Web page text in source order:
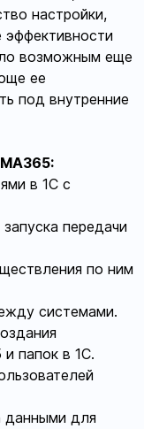
настройки,
возможным еще
ее
под внутренние
в 1С с
передачи
по ним
системами.
и папок в 1С.
данными для